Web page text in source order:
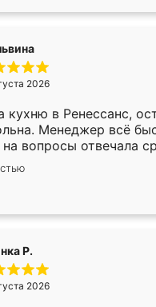
же он более
,если что-то
заказывать только
2026
кухню в Ренессанс,
Менеджер всё
на вопросы отвечала
в субботу,
ответственностью.
работали
Р.
2026